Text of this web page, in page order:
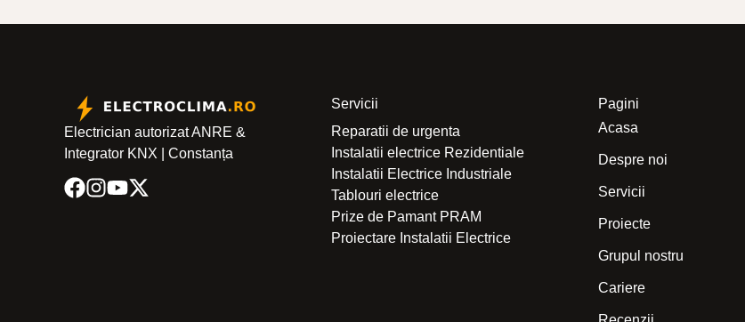
Electrician autorizat ANRE &
Integrator KNX | Constanța
Servicii
Reparatii de urgenta
Instalatii electrice Rezidentiale
Instalatii Electrice Industriale
Tablouri electrice
Prize de Pamant PRAM
Proiectare Instalatii Electrice
Pagini
Acasa
Despre noi
Servicii
Proiecte
Grupul nostru
Cariere